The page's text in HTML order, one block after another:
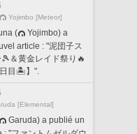
Yojimbo [Meteor]
(
Yojimbo) a
article : "泥団子ス
＆黄金レイド祭り🔥
目🏝️】".
[Elemental]
Garuda) a publié un